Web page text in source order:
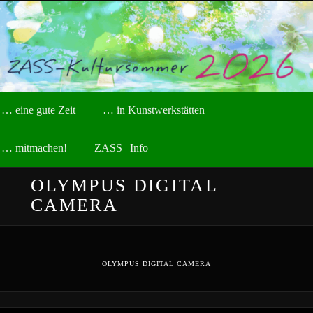
Zum
primären
Inhalt
springenZASS-Kultursommer
kreative Sommerakademie der Stiftung ZASS
… eine gute Zeit … in Kunstwerkstätten
… mitmachen! ZASS | Info
OLYMPUS DIGITAL
CAMERA
OLYMPUS DIGITAL CAMERA